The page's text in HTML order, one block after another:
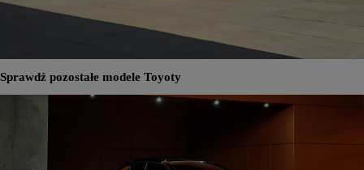
Sprawdź pozostałe modele Toyoty